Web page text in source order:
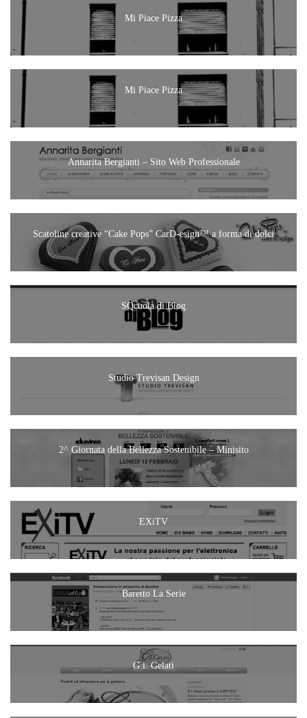
Mi Piace Pizza
Mi Piace Pizza
Annarita Bergianti – Sito Web Professionale
Scatoline creative “Cake Pops” CarD-esign™ a forma di dolci
SQcuola di Blog
Studio Trevisan Design
2^ Giornata della Bellezza Sostenibile – Minisito
EXiTV
Baretto La Serie
G.i. Gelati